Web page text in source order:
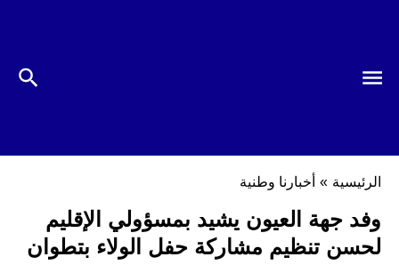
الرئيسية » أخبارنا وطنية
وفد جهة العيون يشيد بمسؤولي الإقليم
لحسن تنظيم مشاركة حفل الولاء بتطوان